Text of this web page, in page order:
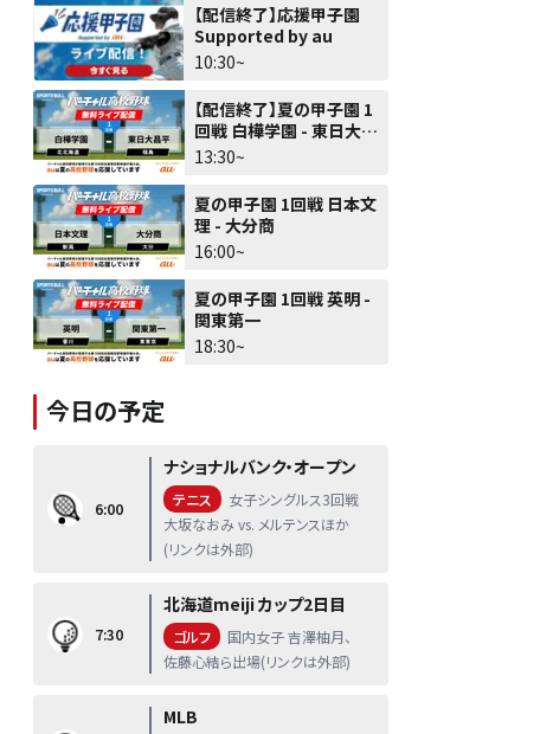
【配信終了】応援甲子園
Supported by au
10:30~
【配信終了】夏の甲子園 1
回戦 白樺学園 - 東日大昌
平
13:30~
夏の甲子園 1回戦 日本文
理 - 大分商
16:00~
夏の甲子園 1回戦 英明 -
関東第一
18:30~
今日の予定
6:00
ナショナルバンク・オープン
テニス
女子シングルス3回戦
大坂なおみ vs. メルテンスほか
(リンクは外部)
7:30
北海道meiji カップ2日目
ゴルフ
国内女子 吉澤柚月、
佐藤心結ら出場(リンクは外部)
MLB